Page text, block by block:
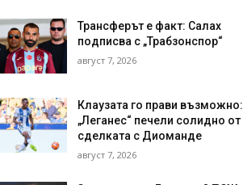
Трансферът е факт: Салах
подписва с „Трабзонспор“
август 7, 2026
Клаузата го прави възможно:
„Леганес“ печели солидно от
сделката с Диоманде
август 7, 2026